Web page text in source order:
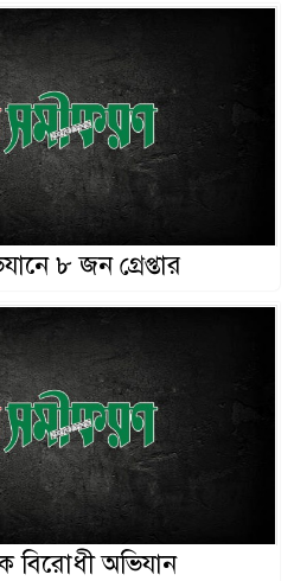
৮ জন গ্রেপ্তার
বিরোধী অভিযান